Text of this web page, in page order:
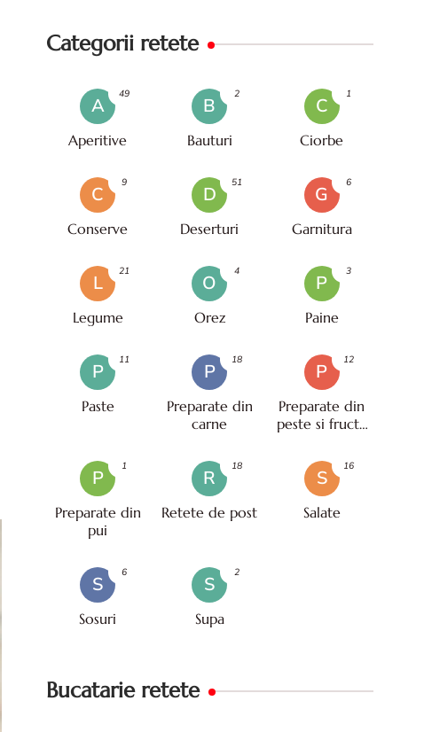
Categorii retete
A
Aperitive
49
B
Bauturi
2
C
Ciorbe
1
C
Conserve
9
D
Deserturi
51
G
Garnitura
6
L
Legume
21
O
Orez
4
P
Paine
3
P
Paste
11
P
Preparate din
carne
18
P
Preparate din
peste si fructe
12
P
Preparate din
pui
1
R
Retete de post
18
S
Salate
16
S
Sosuri
6
S
Supa
2
Bucatarie retete